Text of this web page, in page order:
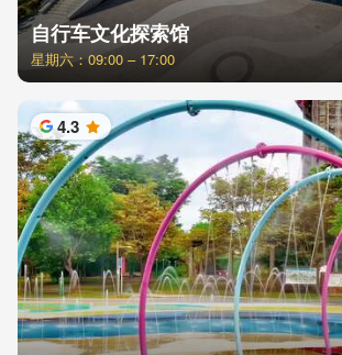
自行车文化探索馆
星期六：09:00 – 17:00
4.3 星